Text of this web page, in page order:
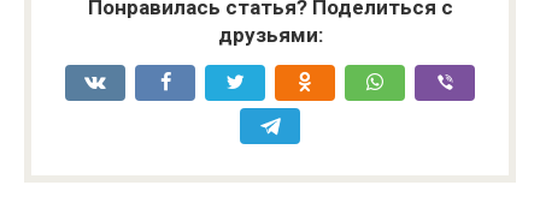
Понравилась статья? Поделиться с
друзьями: